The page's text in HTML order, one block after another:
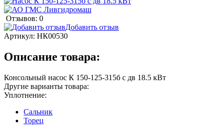
Отзывов: 0
Добавить отзыв
Артикул: НК00530
Описание товара:
Консольный насос К 150-125-315б с дв 18.5 кВт
Другие варианты товара:
Уплотнение:
Сальник
Торец